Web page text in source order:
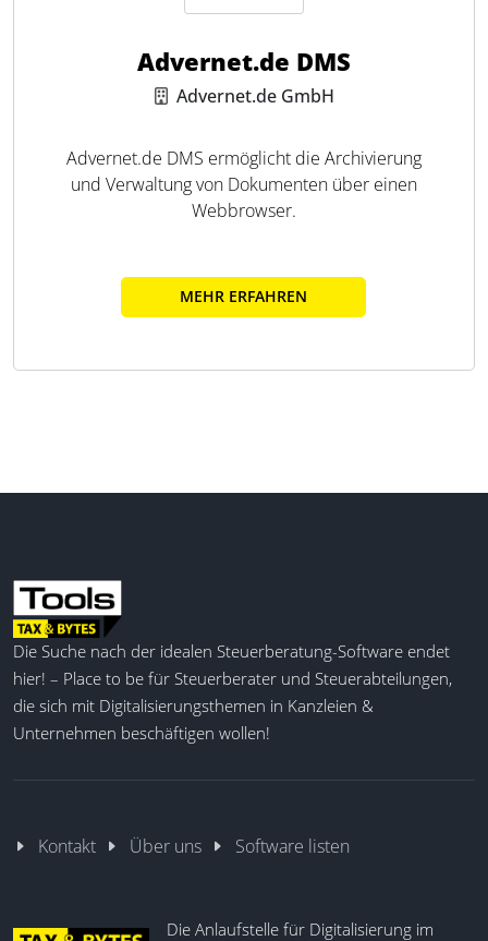
Advernet.de DMS
Advernet.de GmbH
Advernet.de DMS ermöglicht die Archivierung
und Verwaltung von Dokumenten über einen
Webbrowser.
MEHR ERFAHREN
Die Suche nach der idealen Steuerberatung-Software endet
hier! – Place to be für Steuerberater und Steuerabteilungen,
die sich mit Digitalisierungsthemen in Kanzleien &
Unternehmen beschäftigen wollen!
Kontakt Über uns Software listen
Die Anlaufstelle für Digitalisierung im